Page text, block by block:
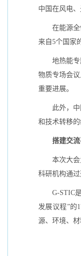
中国在风电
在能源
来自5个国家
地热能
物质专场会
重要进展。
此外，
和技术转移的
搭建交
本次大
科研机构通
G-STIC
发展议程”的
源、环境、